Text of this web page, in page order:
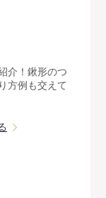
介！鍬形のつ
方例も交えて